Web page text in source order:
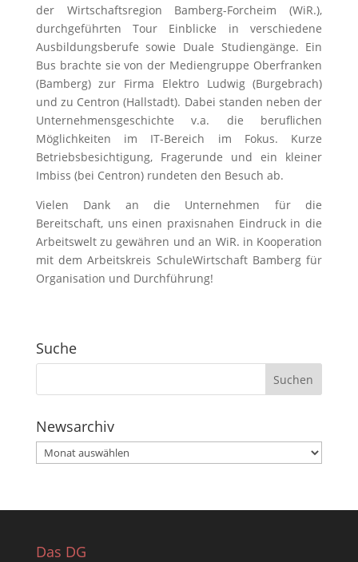
der Wirtschaftsregion Bamberg-Forcheim (WiR.),
durchgeführten Tour Einblicke in verschiedene
Ausbildungsberufe sowie Duale Studiengänge. Ein
Bus brachte sie von der Mediengruppe Oberfranken
(Bamberg) zur Firma Elektro Ludwig (Burgebrach)
und zu Centron (Hallstadt). Dabei standen neben der
Unternehmensgeschichte v.a. die beruflichen
Möglichkeiten im IT-Bereich im Fokus. Kurze
Betriebsbesichtigung, Fragerunde und ein kleiner
Imbiss (bei Centron) rundeten den Besuch ab.
Vielen Dank an die Unternehmen für die
Bereitschaft, uns einen praxisnahen Eindruck in die
Arbeitswelt zu gewähren und an WiR. in Kooperation
mit dem Arbeitskreis SchuleWirtschaft Bamberg für
Organisation und Durchführung!
Suche
Newsarchiv
Newsarchiv
Das DG